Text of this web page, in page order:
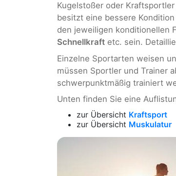
Kugelstoßer oder
besitzt eine bessere
den jeweiligen konditionellen
Schnellkraft etc. sein.
Einzelne Sportarten weisen
müssen Sportler und Trainer
schwerpunktmäßig trainiert
Unten finden Sie eine
zur Übersicht Kraftsport
zur Übersicht Muskulatur